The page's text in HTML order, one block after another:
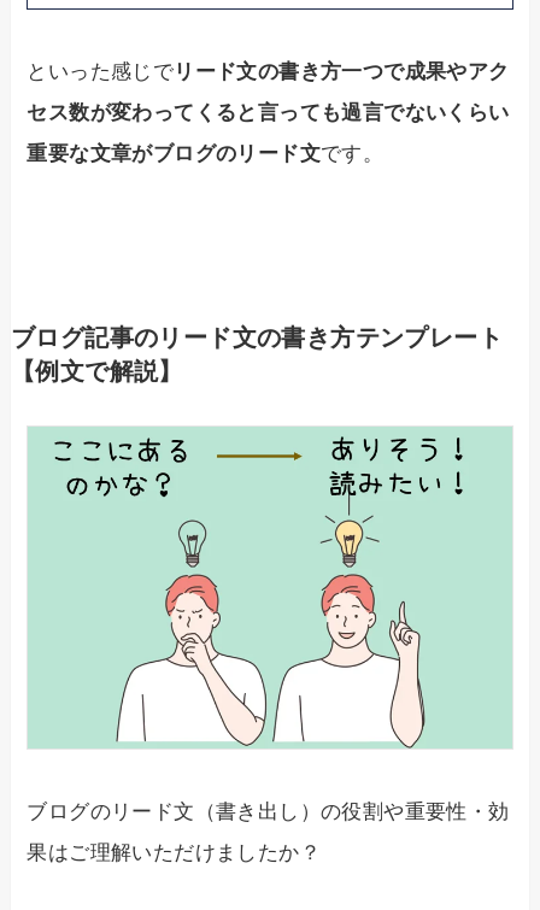
といった感じで リード文の書き方一つで成果やアク
セス数が変わってくると言っても過言でないくらい
重要な文章がブログのリード文です。
ブログ記事のリード文の書き方テンプレート
【例文で解説】
ブログのリード文（書き出し）の役割や重要性・効
果はご理解いただけましたか？